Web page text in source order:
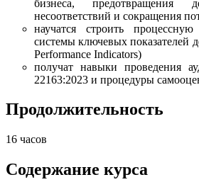
бизнеса, предотвращения
несоответствий и сокращения
научатся строить
системы ключевых показателей
Performance Indicators)
получат навыки проведения
22163:2023 и процедуры
Продолжительность
16 часов
Содержание курса